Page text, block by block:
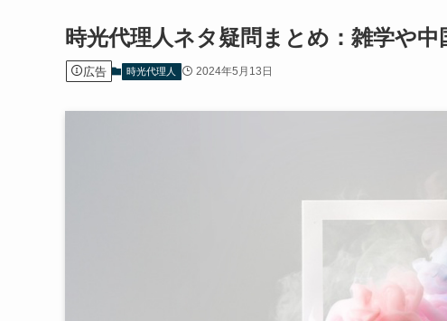
時光代理人ネタ疑問まとめ：雑学や
広告 時光代理人 2024年5月13日